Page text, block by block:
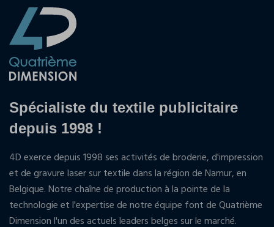
Spécialiste du textile publicitaire
depuis 1998 !
4D exerce depuis 1998 ses activités de broderie, d'impression
et de gravure laser sur textile dans la région de Namur, en
Belgique. Notre chaîne de production à la pointe de la
technologie et l'expertise de notre équipe font de Quatrième
Dimension l'un des actuels leaders belges sur le marché.